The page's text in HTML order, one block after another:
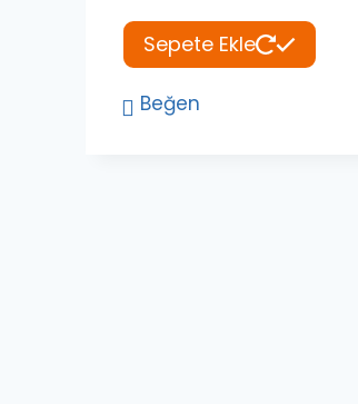
Sepete Ekle
Beğen